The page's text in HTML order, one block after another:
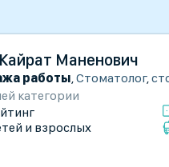
Маненович
работы,Стоматолог,
категории
и взрослых